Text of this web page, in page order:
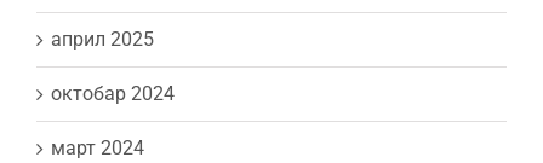
април 2025
октобар 2024
март 2024